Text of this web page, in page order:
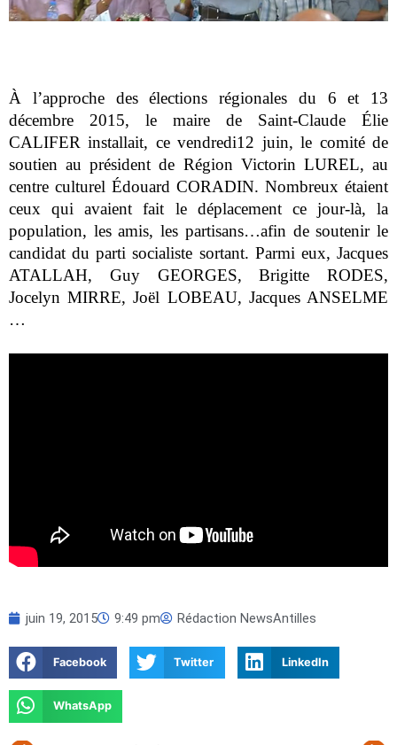
À l’approche des élections régionales du 6 et 13
décembre 2015, le maire de Saint-Claude Élie
CALIFER installait, ce vendredi12 juin, le comité de
soutien au président de Région Victorin LUREL, au
centre culturel Édouard CORADIN. Nombreux étaient
ceux qui avaient fait le déplacement ce jour-là, la
population, les amis, les partisans…afin de soutenir le
candidat du parti socialiste sortant. Parmi eux, Jacques
ATALLAH, Guy GEORGES, Brigitte RODES,
Jocelyn MIRRE, Joël LOBEAU, Jacques ANSELME
…
juin 19, 2015 9:49 pm Rédaction NewsAntilles
Facebook Twitter LinkedIn
WhatsApp